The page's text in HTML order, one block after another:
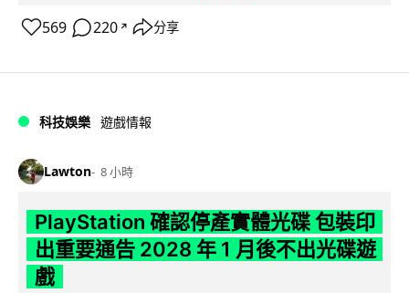
569 220 ↗ 分享
科技娛樂 遊戲情報
Lawton 8 小時
PlayStation 確認停產實體光碟 包裝印
出重要通告 2028 年 1 月後不出光碟遊
戲